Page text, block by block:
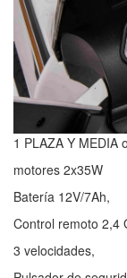
1 PLAZA Y MEDIA
motores 2x35W
Batería 12V/7Ah,
Control remoto 2,4
3 velocidades,